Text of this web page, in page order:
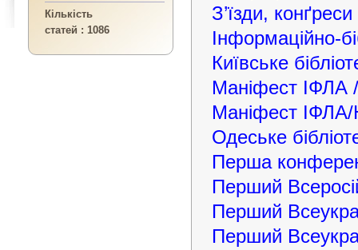
Кількість
статей : 1086
З’їзди, конґреси
Інформаційно-
Київське
Маніфест ІФЛА
Маніфест ІФЛА/
Одеське
Перша
Перший
Перший
Перший